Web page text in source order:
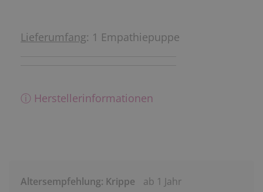
Lieferumfang: 1 Empathiepuppe
ⓘ Herstellerinformationen
Altersempfehlung: Krippe ab 1 Jahr